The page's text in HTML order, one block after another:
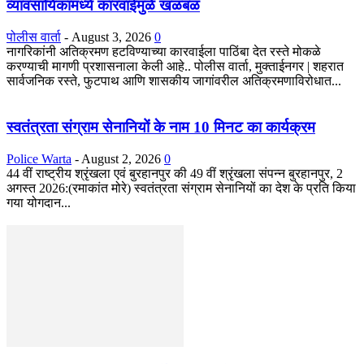
व्यावसायिकांमध्ये कारवाईमुळे खळबळ
पोलीस वार्ता - August 3, 2026 0
नागरिकांनी अतिक्रमण हटविण्याच्या कारवाईला पाठिंबा देत रस्ते मोकळे
करण्याची मागणी प्रशासनाला केली आहे.. पोलीस वार्ता, मुक्ताईनगर | शहरात
सार्वजनिक रस्ते, फुटपाथ आणि शासकीय जागांवरील अतिक्रमणाविरोधात...
स्वतंत्रता संग्राम सेनानियों के नाम 10 मिनट का कार्यक्रम
Police Warta - August 2, 2026 0
44 वीं राष्ट्रीय श्रृंखला एवं बुरहानपुर की 49 वीं श्रृंखला संपन्न बुरहानपुर, 2
अगस्त 2026:(रमाकांत मोरे) स्वतंत्रता संग्राम सेनानियों का देश के प्रति किया
गया योगदान...